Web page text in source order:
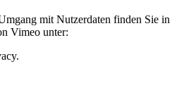
mit Nutzerdaten finden Sie in
Vimeo unter: